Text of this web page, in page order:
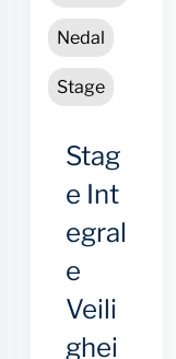
Nedal
Stage
Stag
e Int
egral
e
Veili
ghei